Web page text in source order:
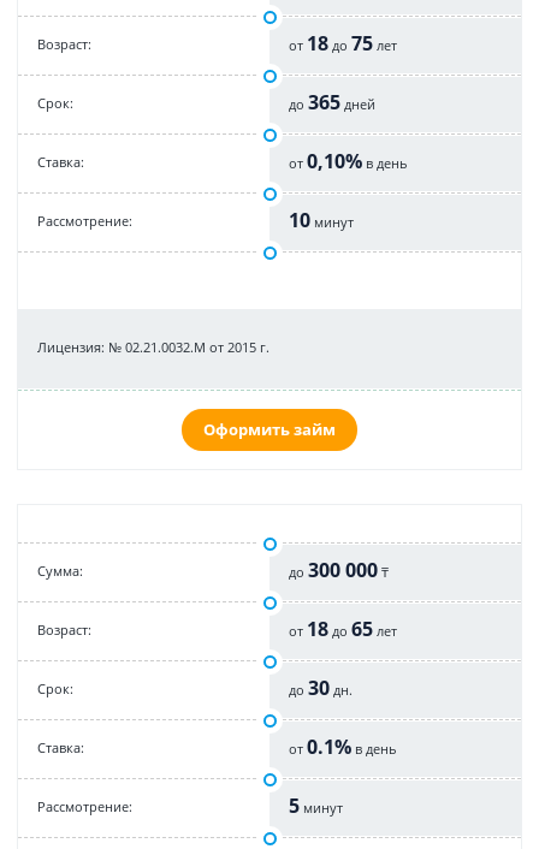
Возраст: от 18 до 75 лет
Срок: до 365 дней
Cтавка: от 0,10% в день
Рассмотрение: 10 минут
Лицензия: № 02.21.0032.М от 2015 г.
Оформить займ
Cумма: до 300 000 ₸
Возраст: от 18 до 65 лет
Срок: до 30 дн.
Cтавка: от 0.1% в день
Рассмотрение: 5 минут